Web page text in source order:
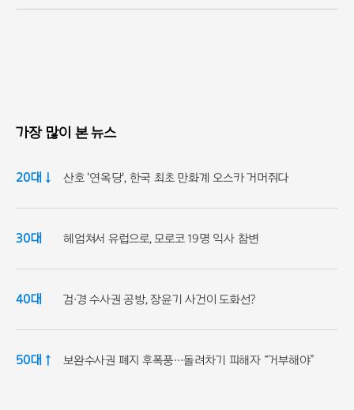
가장 많이 본 뉴스
20대 ↓ 산호 '연옥당', 한국 최초 만화계 오스카 거머쥐다
30대 헤엄쳐서 유럽으로, 모로코 19명 익사 참변
40대 검·경 수사권 공방, 장윤기 사건이 도화선?
50대 ↑ 보완수사권 폐지 후폭풍…돌려차기 피해자 “거부해야”